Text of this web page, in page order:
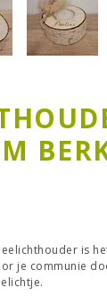
is
je communie